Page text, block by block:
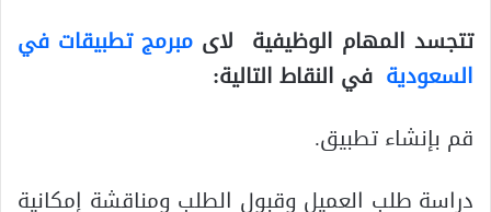
تتجسد المهام الوظيفية لاى مبرمج تطبيقات في
السعودية في النقاط التالية:
قم بإنشاء تطبيق.
دراسة طلب العميل وقبول الطلب ومناقشة إمكانية